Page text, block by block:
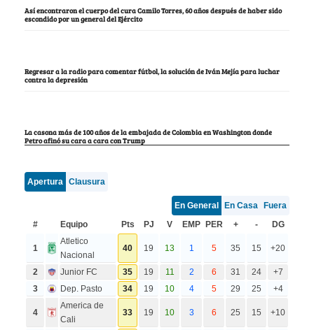
Así encontraron el cuerpo del cura Camilo Torres, 60 años después de haber sido
escondido por un general del Ejército
Regresar a la radio para comentar fútbol, la solución de Iván Mejía para luchar
contra la depresión
La casona más de 100 años de la embajada de Colombia en Washington donde
Petro afinó su cara a cara con Trump
Apertura Clausura
En General En Casa
Fuera
#
Equipo Pts PJ V EMP PER + - DG
1
Atletico
Nacional
40 19 13 1 5 35 15 +20
2 Junior FC 35 19 11 2 6 31 24
+7
3
Dep. Pasto 34 19 10 4 5 29 25 +4
4
America de
Cali
33 19 10 3 6 25 15 +10